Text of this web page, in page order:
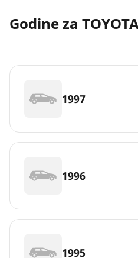
Godine za
1997
1996
1995